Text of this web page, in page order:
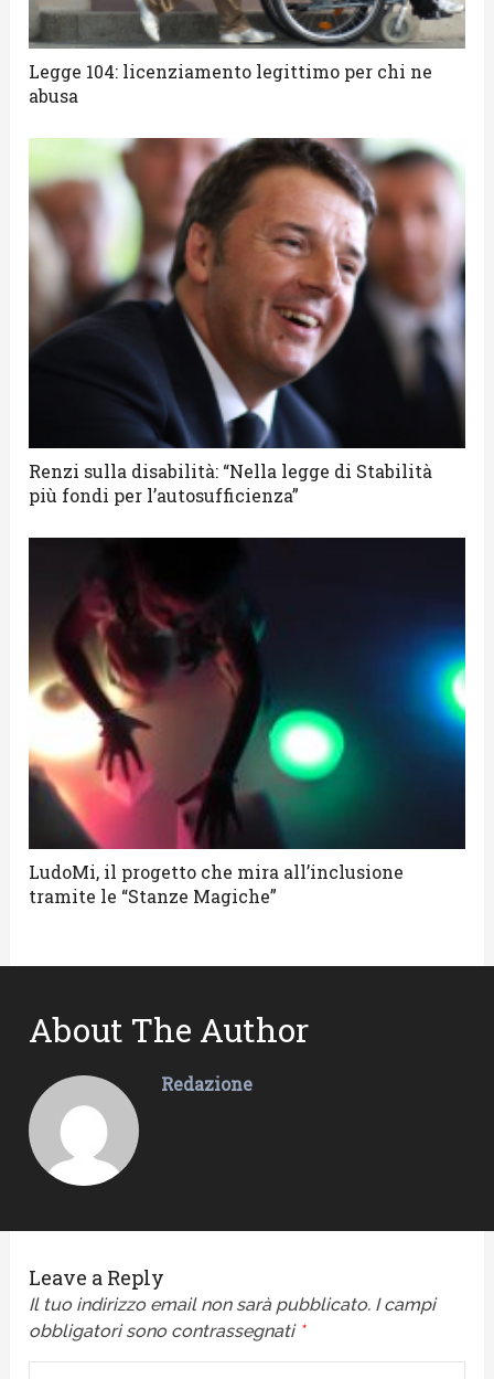
Legge 104: licenziamento legittimo per chi ne
abusa
Renzi sulla disabilità: “Nella legge di Stabilità
più fondi per l’autosufficienza”
LudoMi, il progetto che mira all’inclusione
tramite le “Stanze Magiche”
About The Author
Redazione
Leave a Reply
Il tuo indirizzo email non sarà pubblicato. I campi
obbligatori sono contrassegnati *